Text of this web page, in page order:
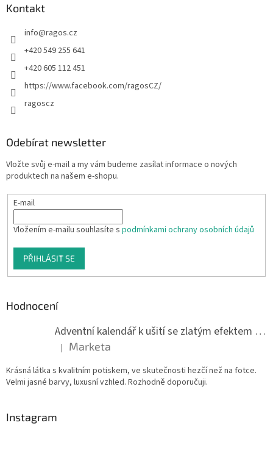
Kontakt
info@ragos.cz
+420 549 255 641
+420 605 112 451
https://www.facebook.com/ragosCZ/
ragoscz
Odebírat newsletter
Vložte svůj e-mail a my vám budeme zasílat informace o nových
produktech na našem e-shopu.
E-mail
Vložením e-mailu souhlasíte s podmínkami ochrany osobních údajů
PŘIHLÁSIT SE
Hodnocení
Adventní kalendář k ušití se zlatým efektem 042Q
Hodnocení produktu je 5 z 5 hvězdiček.
| Marketa
Krásná látka s kvalitním potiskem, ve skutečnosti hezčí než na fotce.
Velmi jasné barvy, luxusní vzhled. Rozhodně doporučuji.
Instagram